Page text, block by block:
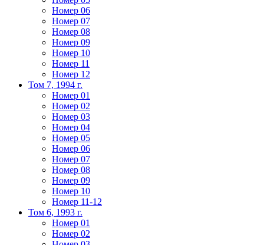
Номер 06
Номер 07
Номер 08
Номер 09
Номер 10
Номер 11
Номер 12
Том 7, 1994 г.
Номер 01
Номер 02
Номер 03
Номер 04
Номер 05
Номер 06
Номер 07
Номер 08
Номер 09
Номер 10
Номер 11-12
Том 6, 1993 г.
Номер 01
Номер 02